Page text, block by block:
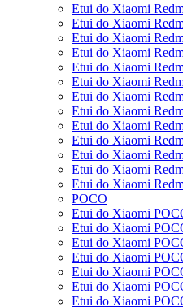
Etui do Xiaomi
Etui do Xiaomi
Etui do Xiaomi
Etui do Xiaomi
Etui do Xiaomi
Etui do Xiaomi
Etui do Xiaomi
Etui do Xiaomi
Etui do Xiaomi
Etui do Xiaomi
Etui do Xiaomi
Etui do Xiaomi
Etui do Xiaomi
POCO
Etui do Xiaomi
Etui do Xiaomi
Etui do Xiaomi
Etui do Xiaomi
Etui do Xiaomi
Etui do Xiaomi
Etui do Xiaomi